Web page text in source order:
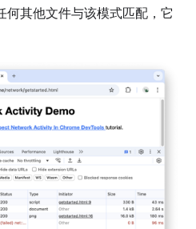
何其他文件与该模式匹配，它